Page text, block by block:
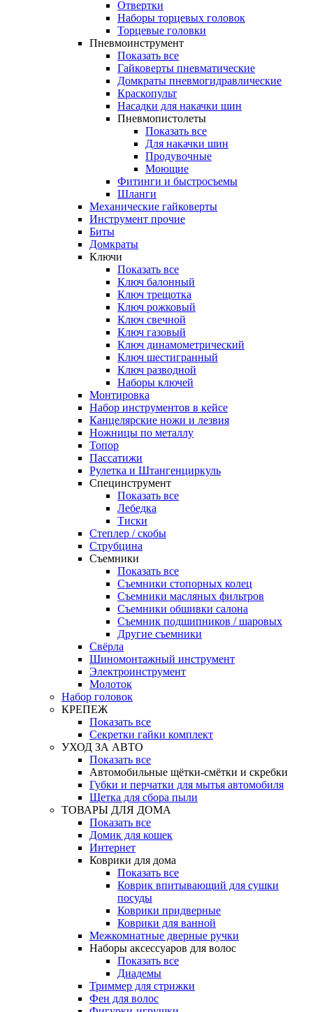
Отвертки
Наборы торцевых головок
Торцевые головки
Пневмоинструмент
Показать все
Гайковерты пневматические
Домкраты пневмогидравлические
Краскопульт
Насадки для накачки шин
Пневмопистолеты
Показать все
Для накачки шин
Продувочные
Моющие
Фитинги и быстросъемы
Шланги
Механические гайковерты
Инструмент прочиe
Биты
Домкраты
Ключи
Показать все
Ключ балонный
Ключ трещотка
Ключ рожковый
Ключ свечной
Ключ газовый
Ключ динамометрический
Ключ шестигранный
Ключ разводной
Наборы ключей
Монтировка
Набор инструментов в кейсе
Канцелярские ножи и лезвия
Ножницы по металлу
Топор
Пассатижи
Рулетка и Штангенциркуль
Специнструмент
Показать все
Лебедка
Тиски
Степлер / скобы
Струбцина
Съемники
Показать все
Съемники стопорных колец
Съемники масляных фильтров
Съемники обшивки салона
Съемник подшипников / шаровых
Другие съемники
Свёрла
Шиномонтажный инструмент
Электроинструмент
Молоток
Набор головок
КРЕПЕЖ
Показать все
Секретки гайки комплект
УХОД ЗА АВТО
Показать все
Автомобильные щётки-смётки и скребки
Губки и перчатки для мытья автомобиля
Щетка для сбора пыли
ТОВАРЫ ДЛЯ ДОМА
Показать все
Домик для кошек
Интернет
Коврики для дома
Показать все
Коврик впитывающий для сушки
посуды
Коврики придверные
Коврики для ванной
Межкомнатные дверные ручки
Наборы аксессуаров для волос
Показать все
Диадемы
Триммер для стрижки
Фен для волос